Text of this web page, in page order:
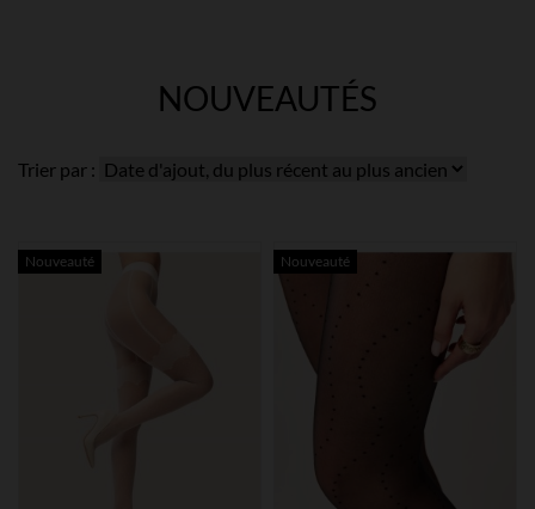
NOUVEAUTÉS
Trier par :
Nouveauté Nouveauté